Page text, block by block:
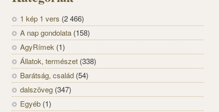
1 kép 1 vers (2 466)
A nap gondolata (158)
AgyRímek (1)
Állatok, természet (338)
Barátság, család (54)
dalszöveg (347)
Egyéb (1)